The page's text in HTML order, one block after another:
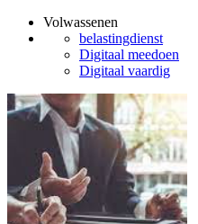
Volwassenen
belastingdienst
Digitaal meedoen
Digitaal vaardig